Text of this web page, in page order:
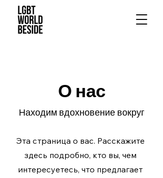
О нас
Находим вдохновение вокруг
Эта страница о вас. Расскажите
здесь подробно, кто вы, чем
интересуетесь, что предлагает